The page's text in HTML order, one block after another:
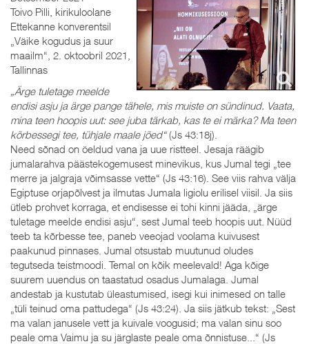
Toivo Pilli, kirikuloolane
Ettekanne konverentsil
„Väike kogudus ja suur
maailm“, 2. oktoobril 2021,
Tallinnas
„Ärge tuletage meelde
endisi asju ja ärge pange tähele, mis muiste on sündinud. Vaata,
mina teen hoopis uut: see juba tärkab, kas te ei märka? Ma teen
kõrbessegi tee, tühjale maale jõed“(Js 43:18j).
Need sõnad on öeldud vana ja uue ristteel. Jesaja räägib
jumalarahva päästekogemusest minevikus, kus Jumal tegi „tee
merre ja jalgraja võimsasse vette“ (Js 43:16). See viis rahva välja
Egiptuse orjapõlvest ja ilmutas Jumala ligiolu erilisel viisil. Ja siis
ütleb prohvet korraga, et endisesse ei tohi kinni jääda, „ärge
tuletage meelde endisi asju“, sest Jumal teeb hoopis uut. Nüüd
teeb ta kõrbesse tee, paneb veeojad voolama kuivusest
paakunud pinnases. Jumal otsustab muutunud oludes
tegutseda teistmoodi. Temal on kõik meelevald! Aga kõige
suurem uuendus on taastatud osadus Jumalaga. Jumal
andestab ja kustutab üleastumised, isegi kui inimesed on talle
„tüli teinud oma pattudega“ (Js 43:24). Ja siis jätkub tekst: „Sest
ma valan janusele vett ja kuivale voogusid; ma valan sinu soo
peale oma Vaimu ja su järglaste peale oma õnnistuse...“ (Js